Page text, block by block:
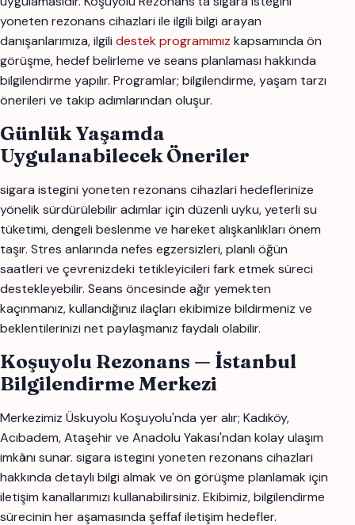
yoneten rezonans cihazlari ile ilgili bilgi arayan
danışanlarımıza, ilgili destek programımız kapsamında ön
görüşme, hedef belirleme ve seans planlaması hakkında
bilgilendirme yapılır. Programlar; bilgilendirme, yaşam tarzı
önerileri ve takip adımlarından oluşur.
Günlük Yaşamda
Uygulanabilecek Öneriler
sigara istegini yoneten rezonans cihazlari hedeflerinize
yönelik sürdürülebilir adımlar için düzenli uyku, yeterli su
tüketimi, dengeli beslenme ve hareket alışkanlıkları önem
taşır. Stres anlarında nefes egzersizleri, planlı öğün
saatleri ve çevrenizdeki tetikleyicileri fark etmek süreci
destekleyebilir. Seans öncesinde ağır yemekten
kaçınmanız, kullandığınız ilaçları ekibimize bildirmeniz ve
beklentilerinizi net paylaşmanız faydalı olabilir.
Koşuyolu Rezonans — İstanbul
Bilgilendirme Merkezi
Merkezimiz Üskuyolu Koşuyolu'nda yer alır; Kadıköy,
Acıbadem, Ataşehir ve Anadolu Yakası'ndan kolay ulaşım
imkânı sunar. sigara istegini yoneten rezonans cihazlari
hakkında detaylı bilgi almak ve ön görüşme planlamak için
iletişim kanallarımızı kullanabilirsiniz. Ekibimiz, bilgilendirme
sürecinin her aşamasında şeffaf iletişim hedefler.